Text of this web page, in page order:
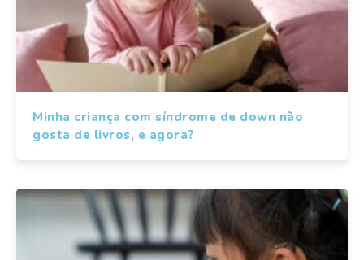
Minha criança com síndrome de down não
gosta de livros, e agora?